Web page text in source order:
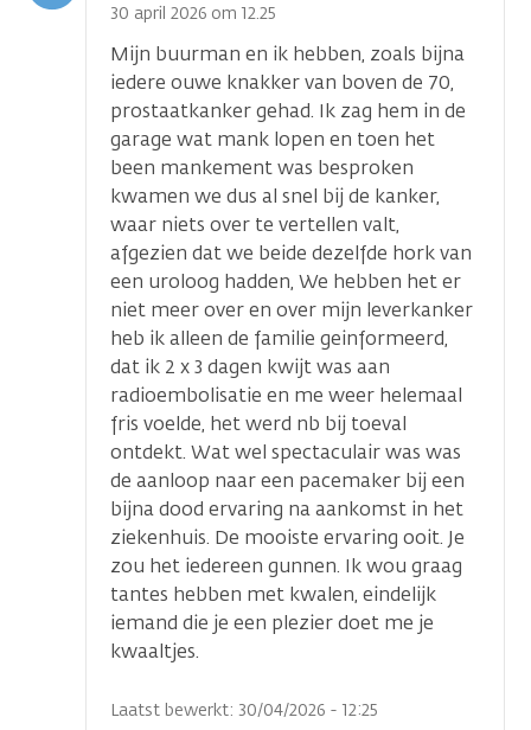
30 april 2026 om 12.25
Mijn buurman en ik hebben, zoals bijna
iedere ouwe knakker van boven de 70,
prostaatkanker gehad. Ik zag hem in de
garage wat mank lopen en toen het
been mankement was besproken
kwamen we dus al snel bij de kanker,
waar niets over te vertellen valt,
afgezien dat we beide dezelfde hork van
een uroloog hadden, We hebben het er
niet meer over en over mijn leverkanker
heb ik alleen de familie geinformeerd,
dat ik 2 x 3 dagen kwijt was aan
radioembolisatie en me weer helemaal
fris voelde, het werd nb bij toeval
ontdekt. Wat wel spectaculair was was
de aanloop naar een pacemaker bij een
bijna dood ervaring na aankomst in het
ziekenhuis. De mooiste ervaring ooit. Je
zou het iedereen gunnen. Ik wou graag
tantes hebben met kwalen, eindelijk
iemand die je een plezier doet me je
kwaaltjes.
Laatst bewerkt: 30/04/2026 - 12:25